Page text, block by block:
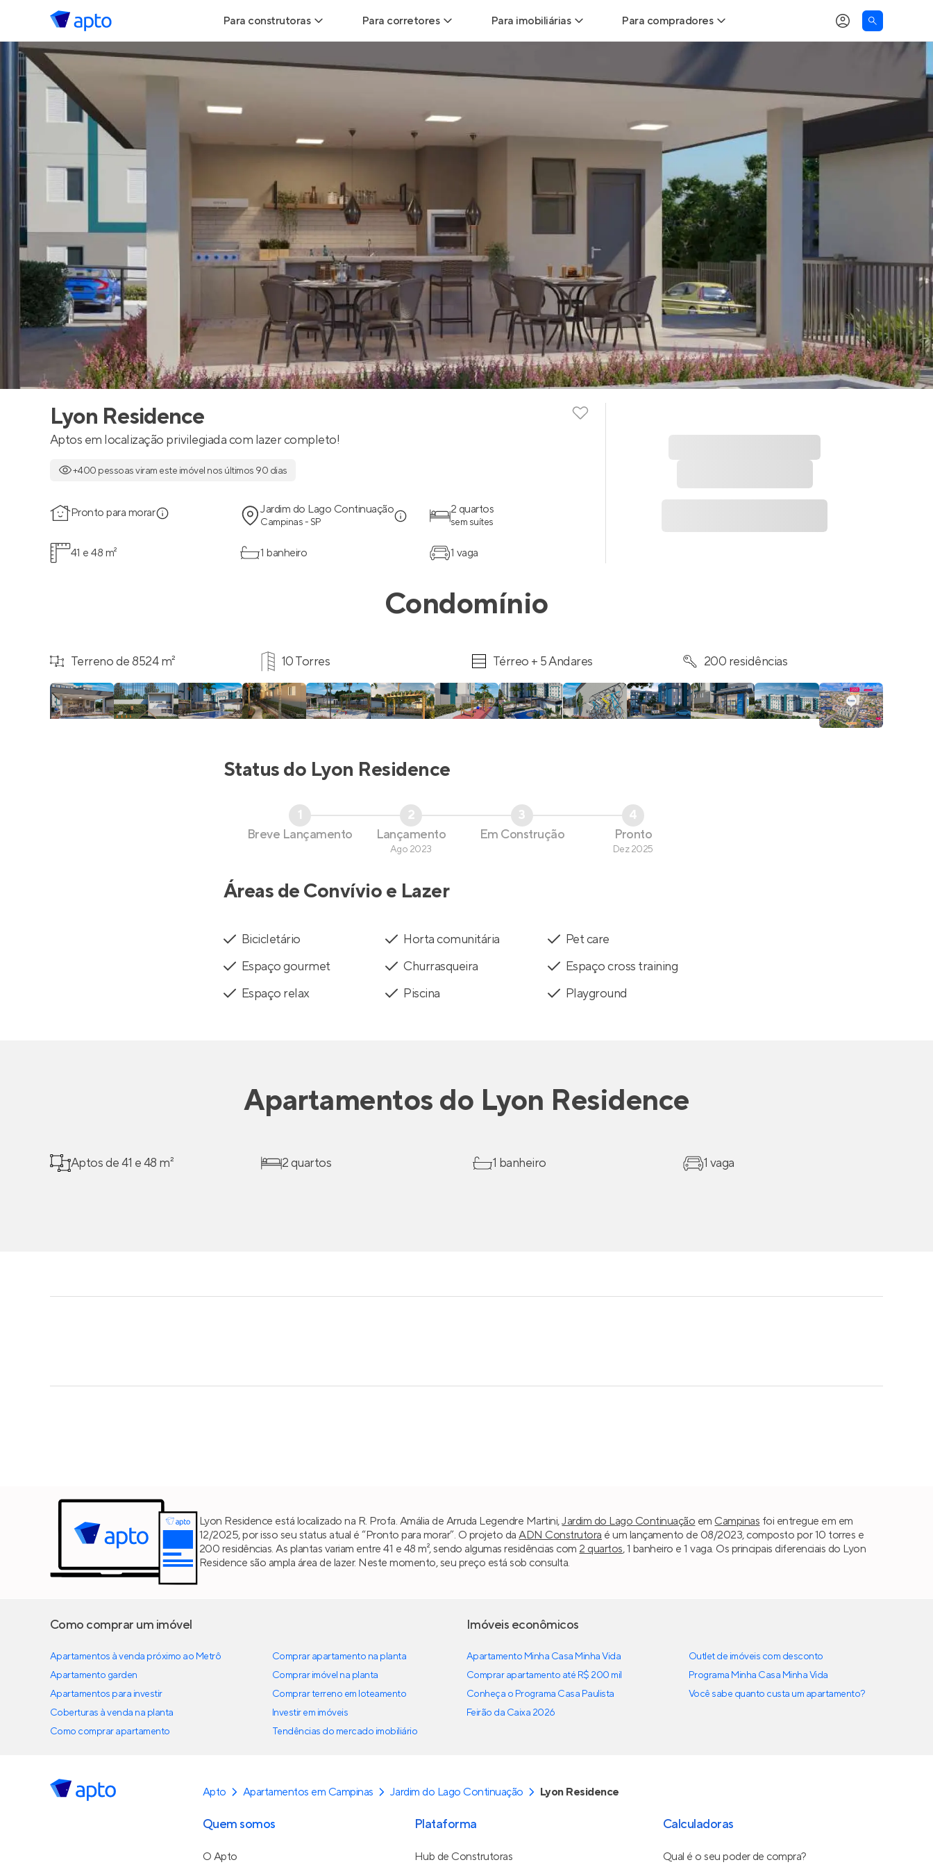
Para construtoras
Geração de Leads
Geração de Visitas
Geração de Vendas
Parcerias Imobiliárias
Anunciar Imóveis
Para corretores
Leads para Corretores
Parcerias imobiliárias
Perfil Verificado
Anunciar imóveis
Para imobiliárias
Anunciar imóveis
Para compradores
Buscar um imóvel novo
Comprar x Alugar
Correção do INCC
Simulador de Financiamento
Encontre um corretor
Lyon Residence
Aptos em localização privilegiada com lazer completo!
+400 pessoas viram este imóvel nos últimos 90 dias
Pronto para morar Jardim do Lago Continuação
Campinas - SP
2 quartos
sem suítes
41 e 48 m² 1 banheiro 1 vaga
Condomínio
Terreno de 8524 m² 10 Torres Térreo + 5 Andares 200 residências
Status do Lyon Residence
1
Breve Lançamento
2
Lançamento
Ago 2023
3
Em Construção
4
Pronto
Dez 2025
Áreas de Convívio e Lazer
Bicicletário Horta comunitária
Pet care
Espaço gourmet
Churrasqueira
Espaço cross training
Espaço relax
Piscina Playground
Apartamentos do Lyon Residence
Aptos de 41 e 48 m² 2 quartos 1 banheiro 1 vaga
Lyon Residence está localizado na R. Profa. Amália de Arruda Legendre Martini,Jardim do Lago Continuação em Campinas foi entregue em em
12/2025, por isso seu status atual é “Pronto para morar”. O projeto daADN Construtora é um lançamento de 08/2023, composto por 10 torres e
200 residências. As plantas variam entre 41 e 48 m², sendo algumas residências com 2 quartos, 1 banheiro e 1 vaga. Os principais diferenciais do Lyon
Residence são ampla área de lazer. Neste momento, seu preço está sob consulta.
Como comprar um imóvel
Apartamentos à venda próximo ao Metrô
Apartamento garden
Apartamentos para investir
Coberturas à venda na planta
Como comprar apartamento
Comprar apartamento na planta
Comprar imóvel na planta
Comprar terreno em loteamento
Investir em imóveis
Tendências do mercado imobiliário
Imóveis econômicos
Apartamento Minha Casa Minha Vida
Comprar apartamento até R$ 200 mil
Conheça o Programa Casa Paulista
Feirão da Caixa 2026
Outlet de imóveis com desconto
Programa Minha Casa Minha Vida
Você sabe quanto custa um apartamento?
Apto Apartamentos em Campinas Jardim do Lago Continuação Lyon Residence
Quem somos
O Apto
Plataforma
Hub de Construtoras
Calculadoras
Qual é o seu poder de compra?